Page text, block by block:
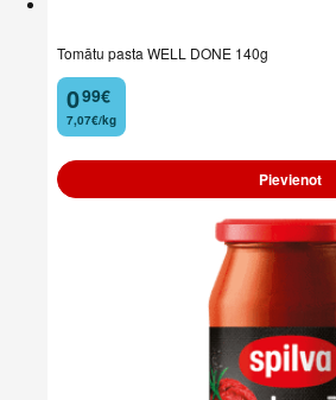
Tomātu pasta WELL DONE 140g
0
. 99€
7,07€/kg
Pievienot